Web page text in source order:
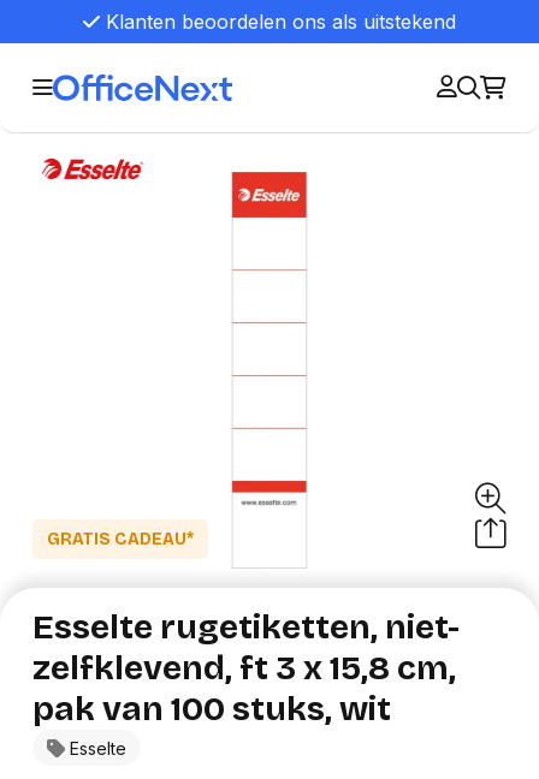
Klanten beoordelen ons als uitstekend
GRATIS CADEAU*
Esselte
Esselte rugetiketten, niet-
zelfklevend, ft 3 x 15,8 cm,
pak van 100 stuks, wit